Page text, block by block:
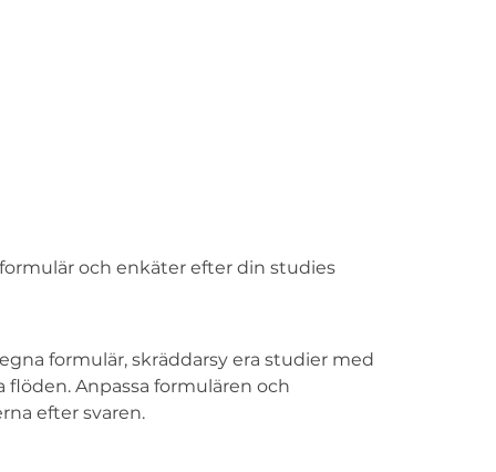
och enkäter efter din studies
formulär, skräddarsy era studier med
flöden. Anpassa formulären och
efter svaren.